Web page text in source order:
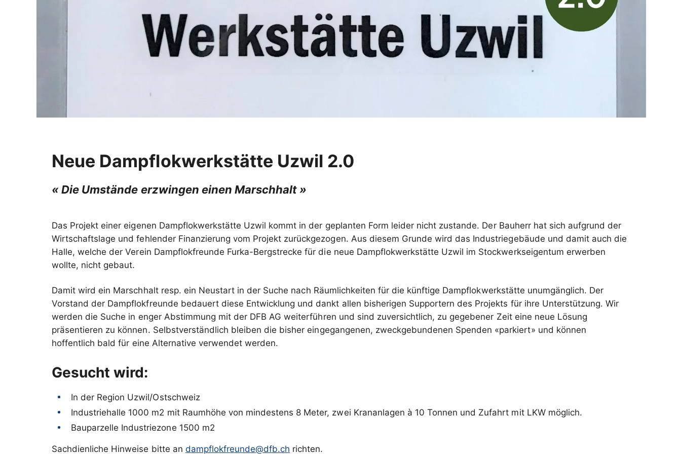
Neue Dampflokwerkstätte Uzwil 2.0
« Die Umstände erzwingen einen Marschhalt »
Das Projekt einer eigenen Dampflokwerkstätte Uzwil kommt in der geplanten Form leider nicht zustande. Der Bauherr hat sich aufgrund der
Wirtschaftslage und fehlender Finanzierung vom Projekt zurückgezogen. Aus diesem Grunde wird das Industriegebäude und damit auch die
Halle, welche der Verein Dampflokfreunde Furka-Bergstrecke für die neue Dampflokwerkstätte Uzwil im Stockwerkseigentum erwerben
wollte, nicht gebaut.
Damit wird ein Marschhalt resp. ein Neustart in der Suche nach Räumlichkeiten für die künftige Dampflokwerkstätte unumgänglich. Der
Vorstand der Dampflokfreunde bedauert diese Entwicklung und dankt allen bisherigen Supportern des Projekts für ihre Unterstützung. Wir
werden die Suche in enger Abstimmung mit der DFB AG weiterführen und sind zuversichtlich, zu gegebener Zeit eine neue Lösung
präsentieren zu können. Selbstverständlich bleiben die bisher eingegangenen, zweckgebundenen Spenden «parkiert» und können
hoffentlich bald für eine Alternative verwendet werden.
Gesucht wird:
In der Region Uzwil/Ostschweiz
Industriehalle 1000 m2 mit Raumhöhe von mindestens 8 Meter, zwei Krananlagen à 10 Tonnen und Zufahrt mit LKW möglich.
Bauparzelle Industriezone 1500 m2
Sachdienliche Hinweise bitte an dampflokfreunde@dfb.ch richten.